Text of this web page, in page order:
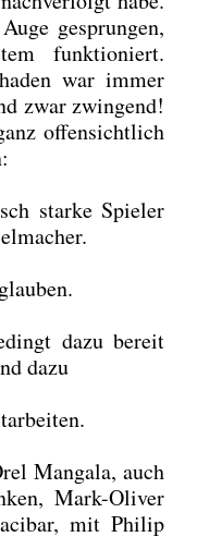
gesprun­gen,
funk­tio­niert.
war immer
zwar zwin­gend!
offen­sicht­lich
star­ke Spie­ler
dazu bereit
dazu
Manga­la, auch
Mark-Oli­ver
mit Phil­ip